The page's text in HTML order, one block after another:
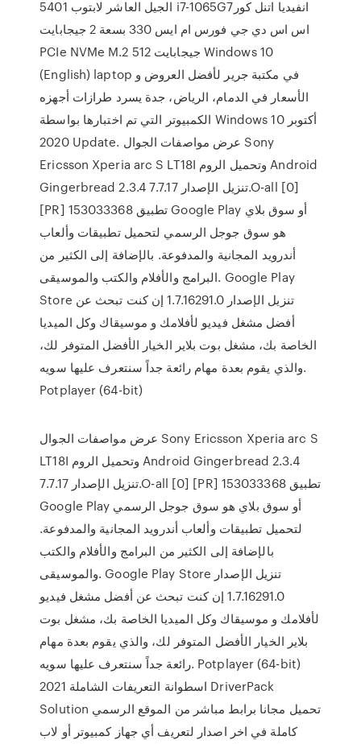
5401 ‎لابتوب‎ ‎الجيل العاشر i7‎‎-‎1065‎G7‎اتنل كور‎ ‎انفيديا
جي فورس ام ايس 330 بسعة 2 جيجابايت‎ ‎اس اس دي
PCIe NVMe M.2‎ 512 جيجابايت‎ Windows 10
(English) laptop في مكتبة جرير لأفضل العروض و
الأسعار في الدمام، الرياض، جدة يسرد طرازات أجهزه
الكمبيوتر التي تم اختبارها بواسطة Windows 10 أكتوبر
2020 Update. عرض مواصفات الجوال Sony
Ericsson Xperia arc S LT18I وتحميل الروم Android
Gingerbread 2.3.4 تنزيل الإصدار 7.7.17.O-all [0]
[PR] 153033368 تطبيق Google Play أو سوق بلاي
هو سوق جوجل الرسمي لتحميل تطبيقات وألعاب
أندرويد المجانية والمدفوعة. بالإضافة إلى الكثير من
البرامج والأفلام والكتب والموسيقى. Google Play
Store تنزيل الإصدار 1.7.16291.0 إن كنت تبحث عن
أفضل مشغل فيديو لأفلامك و موسيقاك وكل الميديا
الخاصة بك، مشغل بوت بلاير الخيار الأفضل المتوفر لك،
والذي يقوم بعدة مهام رائعة جداً سنتعرف عليها سويه.
Potplayer (64-bit)
عرض مواصفات الجوال Sony Ericsson Xperia arc S
LT18I وتحميل الروم Android Gingerbread 2.3.4
تنزيل الإصدار 7.7.17.O-all [0] [PR] 153033368 تطبيق
Google Play أو سوق بلاي هو سوق جوجل الرسمي
لتحميل تطبيقات وألعاب أندرويد المجانية والمدفوعة.
بالإضافة إلى الكثير من البرامج والأفلام والكتب
والموسيقى. Google Play Store تنزيل الإصدار
1.7.16291.0 إن كنت تبحث عن أفضل مشغل فيديو
لأفلامك و موسيقاك وكل الميديا الخاصة بك، مشغل بوت
بلاير الخيار الأفضل المتوفر لك، والذي يقوم بعدة مهام
رائعة جداً سنتعرف عليها سويه. Potplayer (64-bit)
اسطوانة التعريفات الشاملة 2021 DriverPack
Solution تحميل مجانا برابط مباشر من الموقع الرسمي
كاملة في اخر اصدار لتعريف أي جهاز كمبيوتر أو لاب